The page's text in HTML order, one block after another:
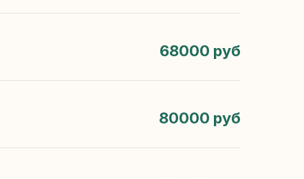
68000 руб
80000 руб